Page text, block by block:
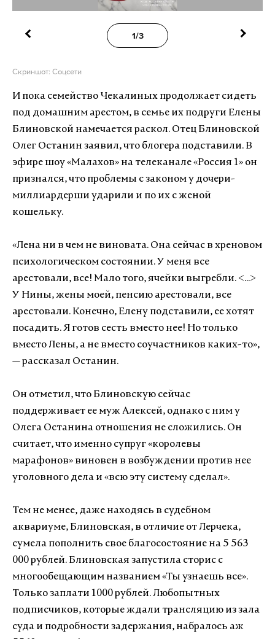
1/3
Скриншот: Соцсети
И пока семейство Чекалиных продолжает сидеть
под домашним арестом, в семье их подруги Елены
Блиновской намечается раскол. Отец Блиновской
Олег Останин заявил, что блогера подставили. В
эфире шоу «Малахов» на телеканале «Россия 1» он
признался, что проблемы с законом у дочери-
миллиардерши ударили и по их с женой
кошельку.
«Лена ни в чем не виновата. Она сейчас в хреновом
психологическом состоянии. У меня все
арестовали, все! Мало того, ячейки выгребли. <...>
У Нины, жены моей, пенсию арестовали, все
арестовали. Конечно, Елену подставили, ее хотят
посадить. Я готов сесть вместо нее! Но только
вместо Лены, а не вместо соучастников каких-то»,
—рассказал Останин.
Он отметил, что Блиновскую сейчас
поддерживает ее муж Алексей, однако с ним у
Олега Останина отношения не сложились. Он
считает, что именно супруг «королевы
марафонов» виновен в возбуждении против нее
уголовного дела и «всю эту систему сделал».
Тем не менее, даже находясь в судебном
аквариуме, Блиновская, в отличие от Лерчека,
сумела пополнить свое благосостояние на 5 563
000 рублей. Блиновская запустила сторис с
многообещающим названием «Ты узнаешь все».
Только заплати 1000 рублей. Любопытных
подписчиков, которые ждали трансляцию из зала
суда и подробности задержания, набралось аж